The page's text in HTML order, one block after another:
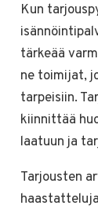
Kun
tärkeää
ne toimijat,
tarpeisiin.
kiinnittää
laatuun ja
Tarjousten